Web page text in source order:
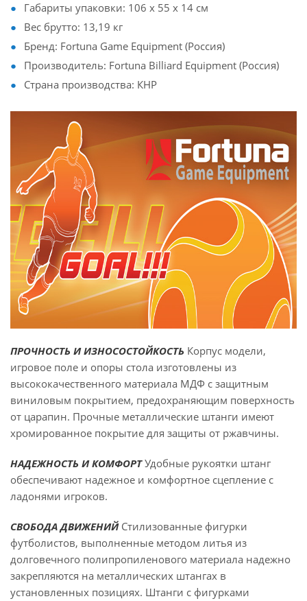
Габариты упаковки: 106 х 55 х 14 см
Вес брутто: 13,19 кг
Бренд: Fortuna Game Equipment (Россия)
Производитель: Fortuna Billiard Equipment (Россия)
Страна производства: КНР
ПРОЧНОСТЬ И ИЗНОСОСТОЙКОСТЬ Корпус модели,
игровое поле и опоры стола изготовлены из
высококачественного материала МДФ с защитным
виниловым покрытием, предохраняющим поверхность
от царапин. Прочные металлические штанги имеют
хромированное покрытие для защиты от ржавчины.
НАДЕЖНОСТЬ И КОМФОРТУдобные рукоятки штанг
обеспечивают надежное и комфортное сцепление с
ладонями игроков.
СВОБОДА ДВИЖЕНИЙСтилизованные фигурки
футболистов, выполненные методом литья из
долговечного полипропиленового материала надежно
закрепляются на металлических штангах в
установленных позициях. Штанги с фигурками